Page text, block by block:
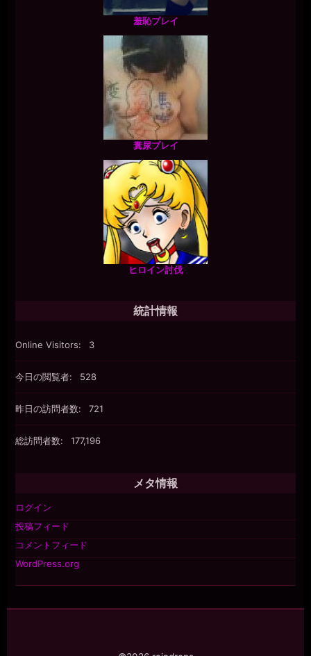
羞恥プレイ
糞尿プレイ
ヒロイン討伐
統計情報
Online Visitors: 3
今日の閲覧者: 528
昨日の訪問者数: 721
総訪問者数: 177,196
メタ情報
ログイン
投稿フィード
コメントフィード
WordPress.org